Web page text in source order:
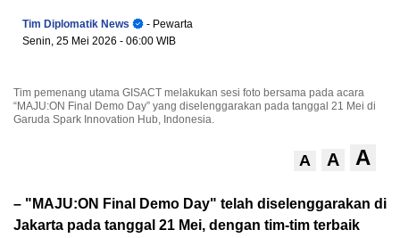
Tim Diplomatik News
- Pewarta
Senin, 25 Mei 2026 - 06:00 WIB
Tim pemenang utama GISACT melakukan sesi foto bersama pada acara
“MAJU:ON Final Demo Day” yang diselenggarakan pada tanggal 21 Mei di
Garuda Spark Innovation Hub, Indonesia.
A A A
– "MAJU:ON Final Demo Day" telah diselenggarakan di
Jakarta pada tanggal 21 Mei, dengan tim-tim terbaik